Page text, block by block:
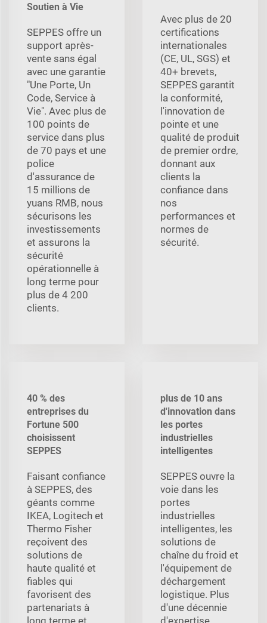
Soutien à Vie
SEPPES offre un
support après-
vente sans égal
avec une garantie
"Une Porte, Un
Code, Service à
Vie". Avec plus de
100 points de
service dans plus
de 70 pays et une
police
d'assurance de
15 millions de
yuans RMB, nous
sécurisons les
investissements
et assurons la
sécurité
opérationnelle à
long terme pour
plus de 4 200
clients.
Avec plus de 20
certifications
internationales
(CE, UL, SGS) et
40+ brevets,
SEPPES garantit
la conformité,
l'innovation de
pointe et une
qualité de produit
de premier ordre,
donnant aux
clients la
confiance dans
nos
performances et
normes de
sécurité.
40 % des
entreprises du
Fortune 500
choisissent
SEPPES
Faisant confiance
à SEPPES, des
géants comme
IKEA, Logitech et
Thermo Fisher
reçoivent des
solutions de
haute qualité et
fiables qui
favorisent des
partenariats à
long terme et
plus de 10 ans
d'innovation dans
les portes
industrielles
intelligentes
SEPPES ouvre la
voie dans les
portes
industrielles
intelligentes, les
solutions de
chaîne du froid et
l'équipement de
déchargement
logistique. Plus
d'une décennie
d'expertise